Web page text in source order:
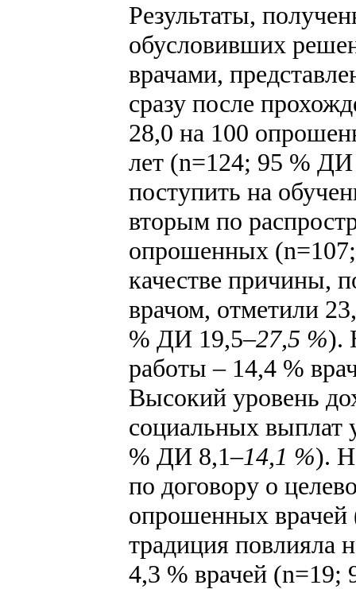
Результаты,
обусловивших
врачами,
сразу после
28,0 на 100
лет (n=124; 95 %
поступить на
вторым по
опрошенных
качестве причины,
врачом, отметили
% ДИ 19,5–27,5 %).
работы – 14,4 %
Высокий уровень
социальных выплат
% ДИ 8,1–14,1 %).
по договору о
опрошенных
традиция повлияла
4,3 % врачей